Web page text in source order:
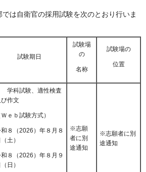
は自衛官の採用試験を次のとおり行いま
試験期日
試験場
の
名称
試験場の
位置
学科試験、適性検査
び作文
Ｗｅｂ試験方式）
８（2026）年８月８
土）
８（2026）年８月９
日）
※志願
者に別
途通知
※志願者に別
途通知